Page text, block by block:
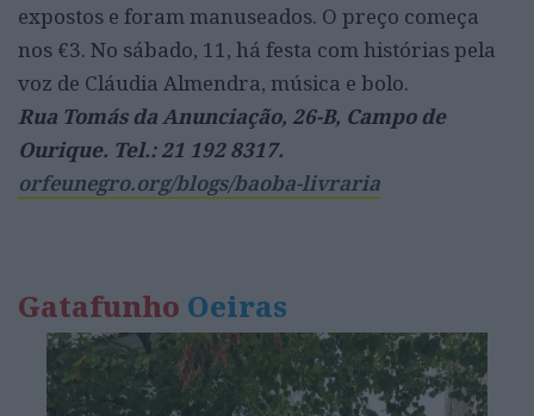
expostos e foram manuseados. O preço começa
nos €3. No sábado, 11, há festa com histórias pela
voz de Cláudia Almendra, música e bolo.
Rua Tomás da Anunciação, 26-B, Campo de
Ourique. Tel.: 21 192 8317.
orfeunegro.org/blogs/baoba-livraria
Gatafunho Oeiras